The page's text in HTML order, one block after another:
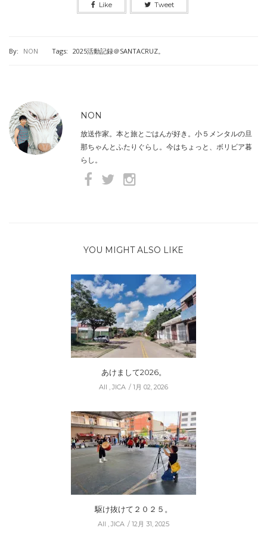
Like Tweet
By: NON Tags: 2025活動記録＠SANTACRUZ。
NON
放送作家。本と旅とごはんが好き。小５メンタルの旦
那ちゃんとふたりぐらし。今はちょっと、ボリビア暮
らし。
YOU MIGHT ALSO LIKE
あけまして2026。
All , JICA 1月 02, 2026
駆け抜けて２０２５。
All , JICA 12月 31, 2025